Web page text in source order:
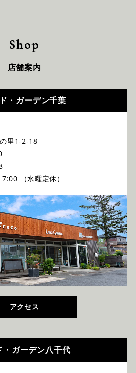
Shop
店舗案内
・ガーデン千葉
里1-2-18
（水曜定休）
アクセス
・ガーデン八千代